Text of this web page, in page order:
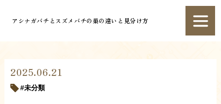
アシナガバチとスズメバチの巣の違いと見分け方
2025.06.21
未分類